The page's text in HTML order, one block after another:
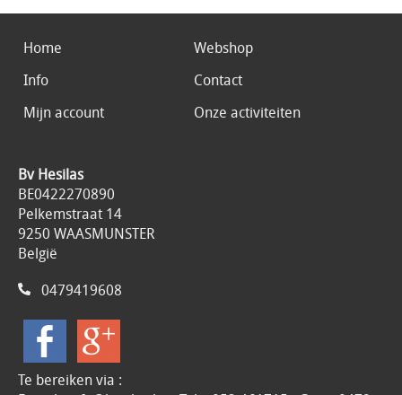
Home
Webshop
Info
Contact
Mijn account
Onze activiteiten
Bv Hesilas
BE0422270890
Pelkemstraat 14
9250 WAASMUNSTER
België
0479419608
Te bereiken via :